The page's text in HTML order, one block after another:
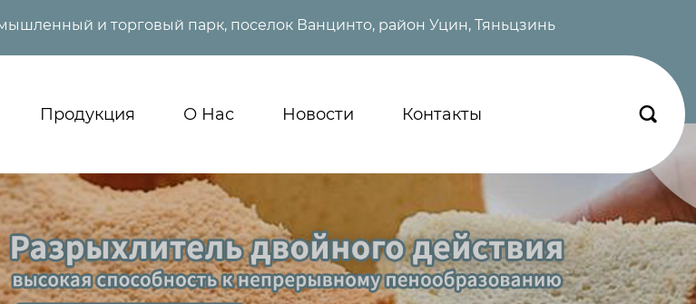
и торговый парк, поселок Ванцинто, район Уцин, Тяньцзинь
Продукция О Нас Новости Контакты 